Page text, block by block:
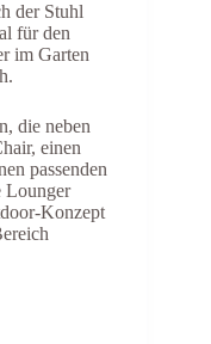
der Stuhl
für den
im Garten
die neben
einen
passenden
Lounger
Konzept